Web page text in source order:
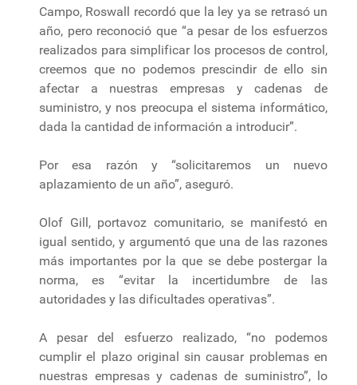
Campo, Roswall recordó que la ley ya se retrasó un
año, pero reconoció que “a pesar de los esfuerzos
realizados para simplificar los procesos de control,
creemos que no podemos prescindir de ello sin
afectar a nuestras empresas y cadenas de
suministro, y nos preocupa el sistema informático,
dada la cantidad de información a introducir”.
Por esa razón y “solicitaremos un nuevo
aplazamiento de un año”, aseguró.
Olof Gill, portavoz comunitario, se manifestó en
igual sentido, y argumentó que una de las razones
más importantes por la que se debe postergar la
norma, es “evitar la incertidumbre de las
autoridades y las dificultades operativas”.
A pesar del esfuerzo realizado, “no podemos
cumplir el plazo original sin causar problemas en
nuestras empresas y cadenas de suministro”, lo